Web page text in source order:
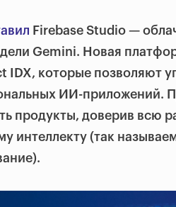
Firebase Studio —
Gemini. Новая
IDX, которые позволяют
ИИ-приложений.
продукты, доверив всю
интеллекту (так